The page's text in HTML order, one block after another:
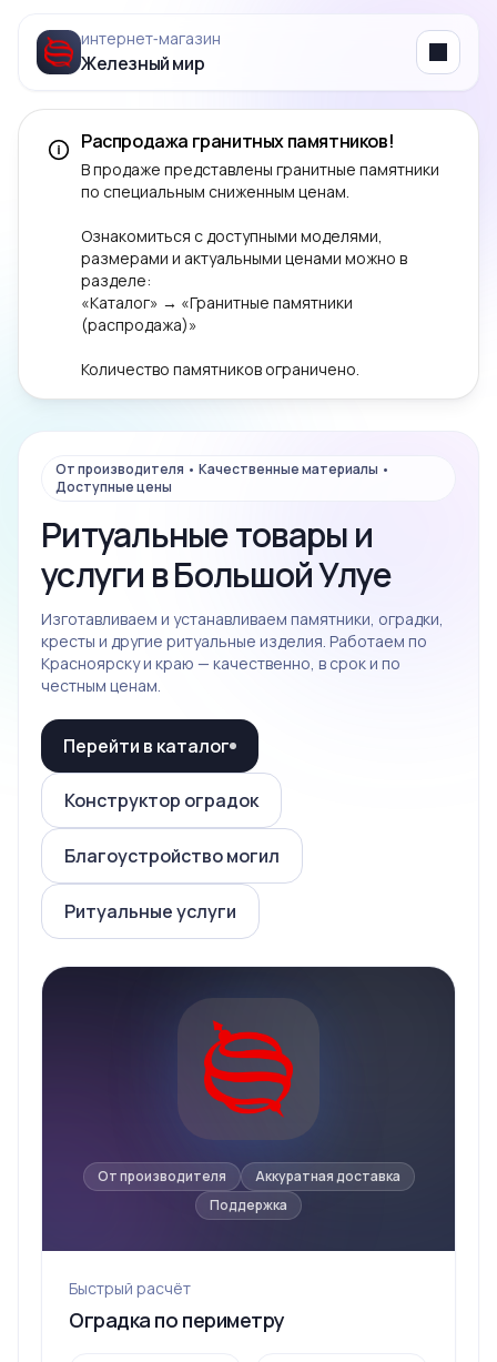
интернет‑магазин
Железный мир Menu
Распродажа гранитных памятников!
В продаже представлены гранитные памятники
по специальным сниженным ценам.
Ознакомиться с доступными моделями,
размерами и актуальными ценами можно в
разделе:
«Каталог» → «Гранитные памятники
(распродажа)»
Количество памятников ограничено.
От производителя • Качественные материалы •
Доступные цены
Ритуальные товары и
услуги в Большой Улуе
Изготавливаем и устанавливаем памятники, оградки,
кресты и другие ритуальные изделия. Работаем по
Красноярску и краю — качественно, в срок и по
честным ценам.
Перейти в каталог
Конструктор оградок
Благоустройство могил
Ритуальные услуги
От производителя
Аккуратная доставка
Поддержка
Быстрый расчёт
Оградка по периметру